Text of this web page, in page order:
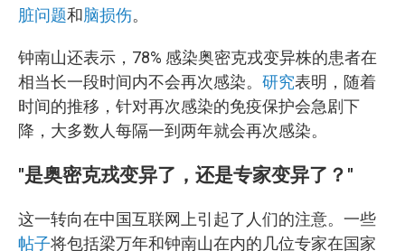
脏问题和脑损伤。
钟南山还表示，78% 感染奥密克戎变异株的患者在
相当长一段时间内不会再次感染。 研究表明，随着
时间的推移，针对再次感染的免疫保护会急剧下
降，大多数人每隔一到两年就会再次感染。
"是奥密克戎变异了，还是专家变异了？"
这一转向在中国互联网上引起了人们的注意。一些
帖子将包括梁万年和钟南山在内的几位专家在国家